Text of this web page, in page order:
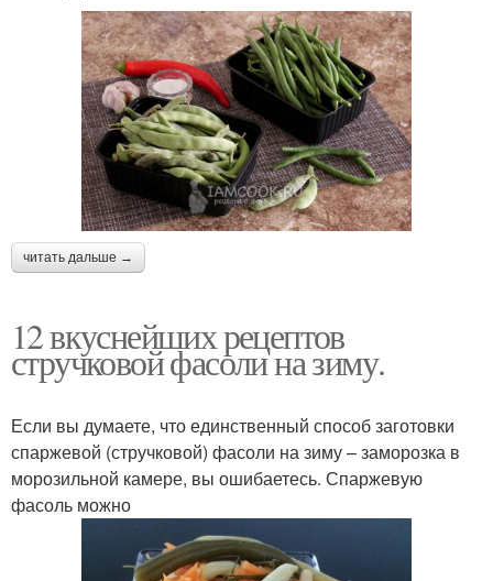
читать дальше →
12 вкуснейших рецептов
стручковой фасоли на зиму.
Если вы думаете, что единственный способ заготовки
спаржевой (стручковой) фасоли на зиму – заморозка в
морозильной камере, вы ошибаетесь. Спаржевую
фасоль можно